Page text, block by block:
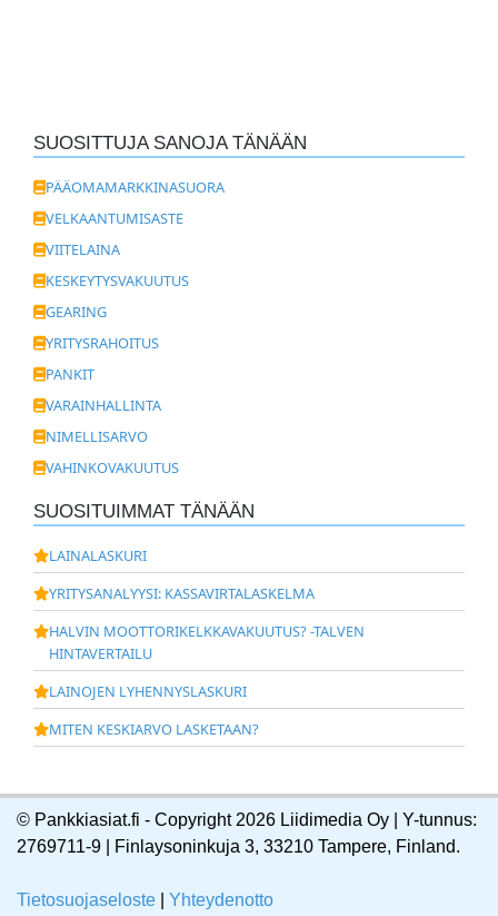
SUOSITTUJA SANOJA TÄNÄÄN
PÄÄOMAMARKKINASUORA
VELKAANTUMISASTE
VIITELAINA
KESKEYTYSVAKUUTUS
GEARING
YRITYSRAHOITUS
PANKIT
VARAINHALLINTA
NIMELLISARVO
VAHINKOVAKUUTUS
SUOSITUIMMAT TÄNÄÄN
LAINALASKURI
YRITYSANALYYSI: KASSAVIRTALASKELMA
HALVIN MOOTTORIKELKKAVAKUUTUS? -TALVEN
HINTAVERTAILU
LAINOJEN LYHENNYSLASKURI
MITEN KESKIARVO LASKETAAN?
© Pankkiasiat.fi - Copyright 2026 Liidimedia Oy | Y-tunnus:
2769711-9 | Finlaysoninkuja 3, 33210 Tampere, Finland.
Tietosuojaseloste Yhteydenotto